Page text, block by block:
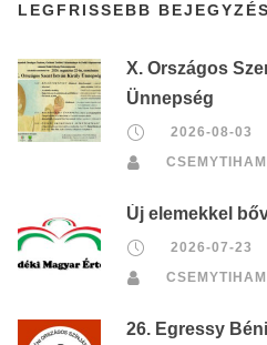
LEGFRISSEBB
X. Országos
Ünnepség
2026-08-03
Új elemekkel
2026-07-23
26. Egressy